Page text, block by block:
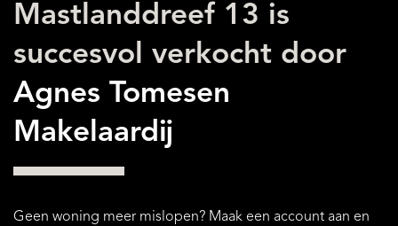
Mastlanddreef 13 is
succesvol verkocht door
Agnes Tomesen
Makelaardij
Geen woning meer mislopen? Maak een account aan en